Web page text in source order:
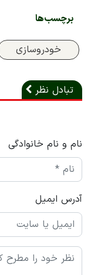
برچسب‌ها
خودروسازی
تبادل نظر
نام و نام خانوادگی
آدرس ایمیل